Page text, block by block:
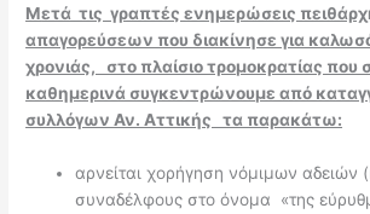
Mετά τις γραπτές ενημερώσεις
απαγορεύσεων που διακίνησε για
χρονιάς, στο πλαίσιο τρομοκρατίας που
καθημερινά συγκεντρώνουμε από
συλλόγων Αν. Αττικής τα παρακάτω:
αρνείται χορήγηση νόμιμων αδειών
συναδέλφους στο όνομα «της